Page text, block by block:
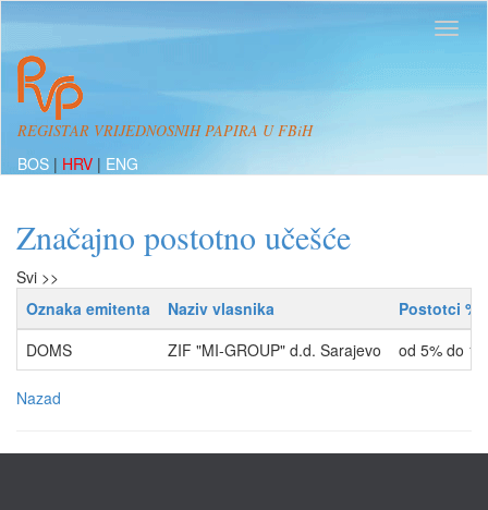
REGISTAR VRIJEDNOSNIH PAPIRA U FBiH
BOS | HRV | ENG
Značajno postotno učešće
Svi >>
Oznaka emitenta
Naziv vlasnika
Postotci %
DOMS
ZIF "MI-GROUP" d.d. Sarajevo od 5% do
Nazad